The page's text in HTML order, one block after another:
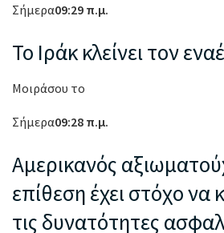
Σήμερα09:29 π.μ.
Το Ιράκ κλείνει τον
Μοιράσου το
Σήμερα09:28 π.μ.
Αμερικανός
επίθεση έχει στόχο να
τις δυνατότητες